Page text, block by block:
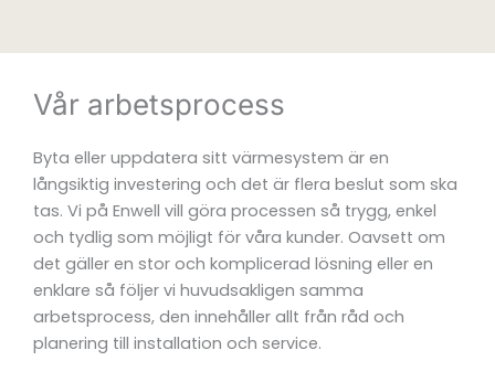
Vår arbetsprocess
Byta eller uppdatera sitt värmesystem är en
långsiktig investering och det är flera beslut som ska
tas. Vi på Enwell vill göra processen så trygg, enkel
och tydlig som möjligt för våra kunder. Oavsett om
det gäller en stor och komplicerad lösning eller en
enklare så följer vi huvudsakligen samma
arbetsprocess, den innehåller allt från råd och
planering till installation och service.